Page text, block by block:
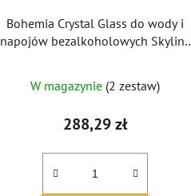
Bohemia Crystal Glass do wody i
napojów bezalkoholowych Skyline
W magazynie (2 zestaw)
288,29 zł